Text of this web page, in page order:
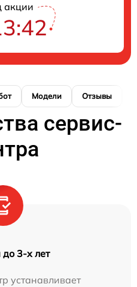
акции
Модели Отзывы
сервис-
до 3-х лет
устанавливает